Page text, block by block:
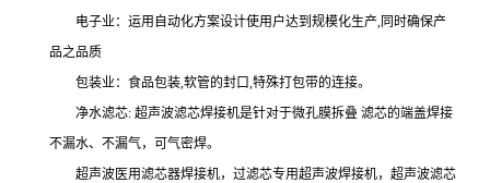
电子业：运用自动化方案设计使用户达到规模化生产,同时确保产
品之品质
包装业：食品包装,软管的封口,特殊打包带的连接。
净水滤芯: 超声波滤芯焊接机是针对于微孔膜拆叠 滤芯的端盖焊接
不漏水、不漏气，可气密焊。
超声波医用滤芯器焊接机，过滤芯专用超声波焊接机，超声波滤芯